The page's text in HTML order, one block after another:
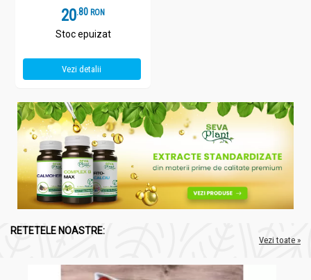
20.8 RON
Stoc epuizat
Vezi detalii
RETETELE NOASTRE:
Vezi toate »